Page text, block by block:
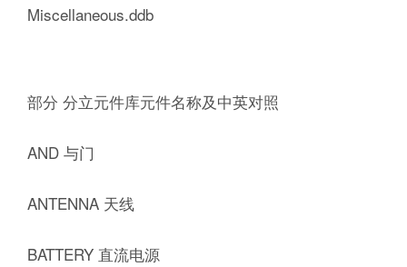
Miscellaneous.ddb
部分 分立元件库元件名称及中英对照
AND 与门
ANTENNA 天线
BATTERY 直流电源